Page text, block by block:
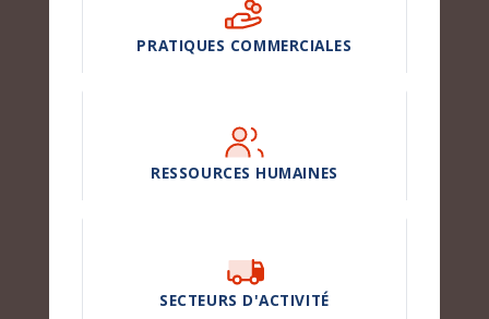
PRATIQUES COMMERCIALES
RESSOURCES HUMAINES
SECTEURS D'ACTIVITÉ